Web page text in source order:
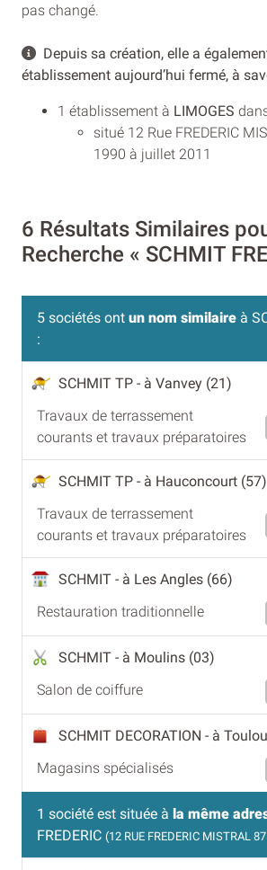
pas changé.
Depuis sa création, elle a
établissement aujourd’hui fermé, à
1 établissement à LIMOGES
situé 12 Rue FREDERIC
1990 à juillet 2011
6 Résultats Similaires
Recherche « SCHMIT
5 sociétés ont un nom similaire à
:
SCHMIT TP - à Vanvey (21)
Travaux de terrassement
courants et travaux préparatoires
SCHMIT TP - à Hauconcourt (57)
Travaux de terrassement
courants et travaux préparatoires
SCHMIT - à Les Angles (66)
Restauration traditionnelle
SCHMIT - à Moulins (03)
Salon de coiffure
SCHMIT DECORATION - à
Magasins spécialisés
1 société est située à la même
FREDERIC (12 RUE FREDERIC MISTRAL